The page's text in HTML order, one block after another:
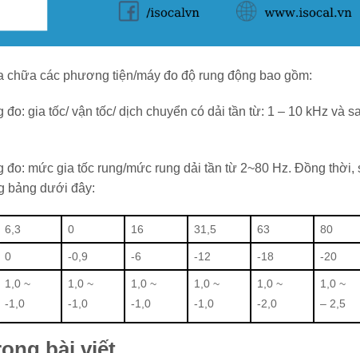
các phương tiện/máy đo độ rung động bao gồm:
gia tốc/ vận tốc/ dịch chuyển có dải tần từ: 1 – 10 kHz và
mức gia tốc rung/mức rung dải tần từ 2~80 Hz. Đồng thời,
bảng dưới đây:
6,3 0 16 31,5 63 80
0 -0,9 -6 -12 -18 -20
1,0 ~
-1,0
1,0 ~
-1,0
1,0 ~
-1,0
1,0 ~
-1,0
1,0 ~
-2,0
1,0 ~
– 2,5